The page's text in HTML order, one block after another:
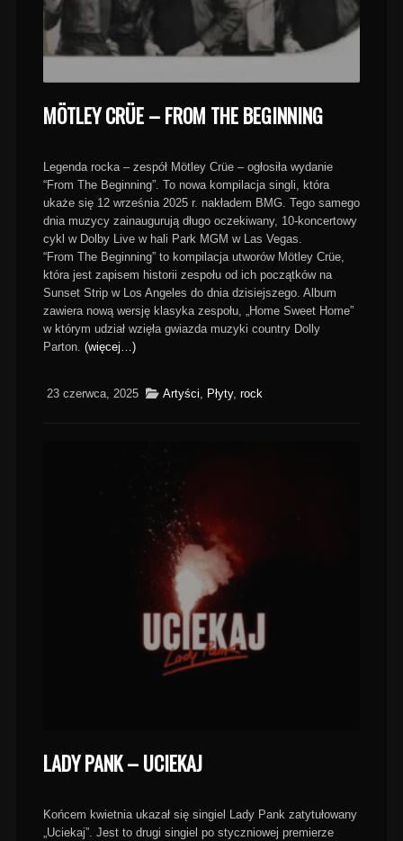
MÖTLEY CRÜE – FROM THE BEGINNING
Legenda rocka – zespół Mötley Crüe – ogłosiła wydanie
“From The Beginning”. To nowa kompilacja singli, która
ukaże się 12 września 2025 r. nakładem BMG. Tego samego
dnia muzycy zainaugurują długo oczekiwany, 10-koncertowy
cykl w Dolby Live w hali Park MGM w Las Vegas.
“From The Beginning” to kompilacja utworów Mötley Crüe,
która jest zapisem historii zespołu od ich początków na
Sunset Strip w Los Angeles do dnia dzisiejszego. Album
zawiera nową wersję klasyka zespołu, „Home Sweet Home”
w którym udział wzięła gwiazda muzyki country Dolly
Parton. (więcej…)
23 czerwca, 2025 Artyści Płyty, rock
LADY PANK – UCIEKAJ
Końcem kwietnia ukazał się singiel Lady Pank zatytułowany
„Uciekaj”. Jest to drugi singiel po styczniowej premierze